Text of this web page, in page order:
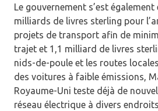
Le gouvernement s’est
milliards de livres sterling pour
projets de transport afin de
trajet et 1,1 milliard de livres
nids-de-poule et les routes
des voitures à faible émissions,
Royaume-Uni teste déjà de
réseau électrique à divers